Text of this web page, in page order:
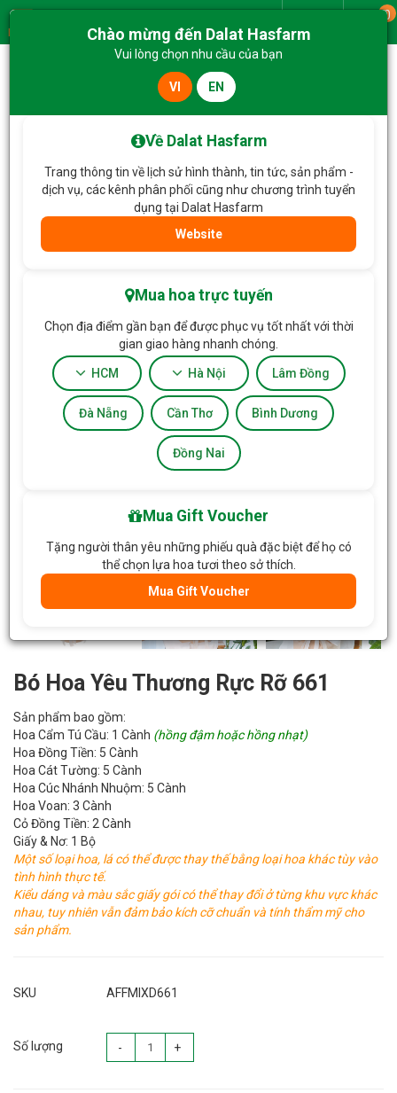
Menu
0
Hoa Tặng & Hoa Dịch Vụ
Bó Hoa Yêu Thương Rực Rỡ 661
Sản phẩm bao gồm:
Hoa Cẩm Tú Cầu: 1 Cành (hồng đậm hoặc hồng nhạt)
Hoa Đồng Tiền: 5 Cành
Hoa Cát Tường: 5 Cành
Hoa Cúc Nhánh Nhuộm: 5 Cành
Hoa Voan: 3 Cành
Cỏ Đồng Tiền: 2 Cành
Giấy & Nơ: 1 Bộ
Một số loại hoa, lá có thể được thay thế bằng loại hoa khác tùy vào
tình hình thực tế.
Kiểu dáng và màu sắc giấy gói có thể thay đổi ở từng khu vực khác
nhau, tuy nhiên vẫn đảm bảo kích cỡ chuẩn và tính thẩm mỹ cho
sản phẩm.
SKU AFFMIXD661
Số lượng - +
Chào mừng đến Dalat Hasfarm
Vui lòng chọn nhu cầu của bạn
VI EN
Về Dalat Hasfarm
Trang thông tin về lịch sử hình thành, tin tức, sản phẩm -
dịch vụ, các kênh phân phối cũng như chương trình tuyển
dụng tại Dalat Hasfarm
Website
Mua hoa trực tuyến
Chọn địa điểm gần bạn để được phục vụ tốt nhất với thời
gian giao hàng nhanh chóng.
HCM Hà Nội Lâm Đồng
Đà Nẵng Cần Thơ Bình Dương
Đồng Nai
Mua Gift Voucher
Tặng người thân yêu những phiếu quà đặc biệt để họ có
thể chọn lựa hoa tươi theo sở thích.
Mua Gift Voucher